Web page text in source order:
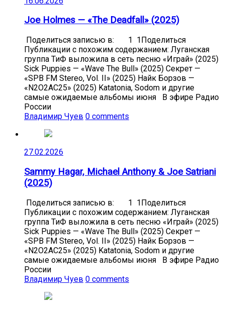
Joe Holmes — «The Deadfall» (2025)
Поделиться записью в: 1 1Поделиться
Публикации с похожим содержанием: Луганская
группа ТиФ выложила в сеть песню «Играй» (2025)
Sick Puppies — «Wave The Bull» (2025) Секрет —
«SPB FM Stereo, Vol. II» (2025) Найк Борзов —
«N2O2AC25» (2025) Katatonia, Sodom и другие
самые ожидаемые альбомы июня В эфире Радио
России
Владимир Чуев 0 comments
27.02.2026
Sammy Hagar, Michael Anthony & Joe Satriani
(2025)
Поделиться записью в: 1 1Поделиться
Публикации с похожим содержанием: Луганская
группа ТиФ выложила в сеть песню «Играй» (2025)
Sick Puppies — «Wave The Bull» (2025) Секрет —
«SPB FM Stereo, Vol. II» (2025) Найк Борзов —
«N2O2AC25» (2025) Katatonia, Sodom и другие
самые ожидаемые альбомы июня В эфире Радио
России
Владимир Чуев 0 comments